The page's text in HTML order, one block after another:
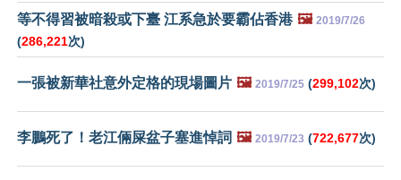
等不得習被暗殺或下臺 江系急於要霸佔香港 🖼️ 2019/7/26
(286,221次)
一張被新華社意外定格的現場圖片 🖼️ 2019/7/25 (299,102次)
李鵬死了！老江倆屎盆子塞進悼詞 🖼️ 2019/7/23 (722,677次)